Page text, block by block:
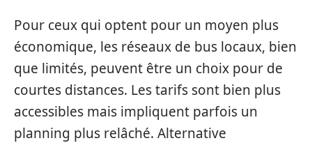
Pour ceux qui optent pour un moyen plus
économique, les réseaux de bus locaux, bien
que limités, peuvent être un choix pour de
courtes distances. Les tarifs sont bien plus
accessibles mais impliquent parfois un
planning plus relâché. Alternative